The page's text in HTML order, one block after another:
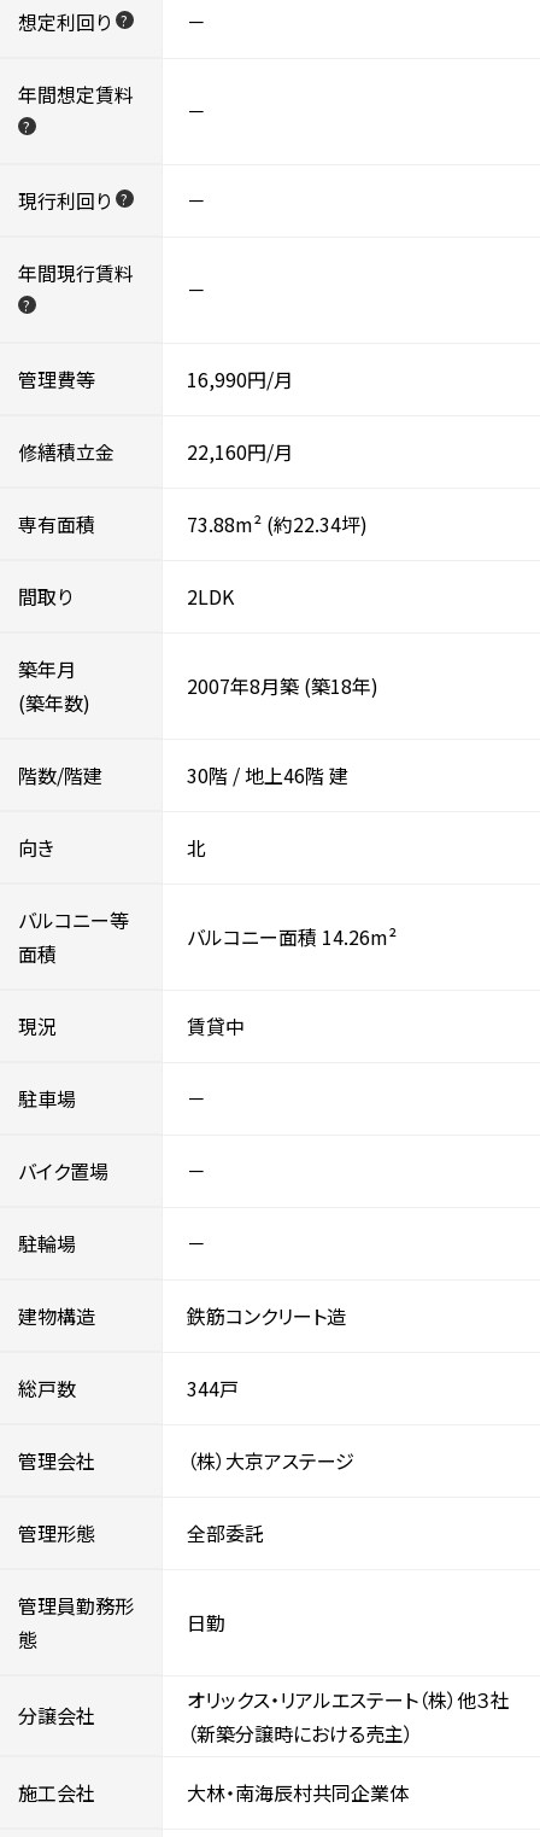
想定利回り ? －
年間想定賃料
? －
現行利回り ? －
年間現行賃料
? －
管理費等 16,990円/月
修繕積立金 22,160円/月
専有面積 73.88m² (約22.34坪)
間取り 2LDK
築年月
(築年数)
2007年8月築 (築18年)
階数/階建 30階 /地上46階建
向き 北
バルコニー等
面積
バルコニー面積 14.26m²
現況 賃貸中
駐車場 －
バイク置場 －
駐輪場 －
建物構造 鉄筋コンクリート造
総戸数 344戸
管理会社 （株）大京アステージ
管理形態 全部委託
管理員勤務形
態
日勤
分譲会社
オリックス・リアルエステート（株）他３社
（新築分譲時における売主）
施工会社 大林・南海辰村共同企業体